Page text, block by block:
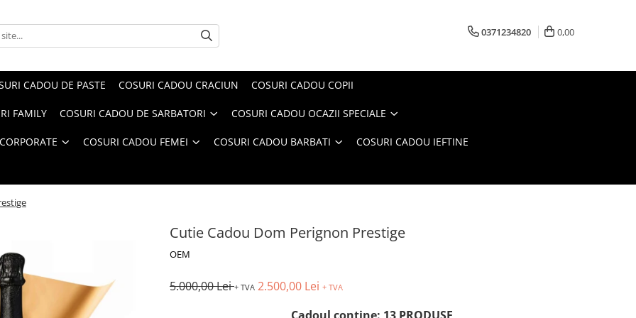
0371234820 0,00
CADOU DE PASTE COSURI CADOU CRACIUN COSURI CADOU COPII
FAMILY COSURI CADOU DE SARBATORI COSURI CADOU OCAZII SPECIALE
COSURI CADOU FEMEI COSURI CADOU BARBATI COSURI CADOU IEFTINE
Cutie Cadou Dom Perignon Prestige
OEM
5.000,00 Lei+ TVA 2.500,00 Lei + TVA